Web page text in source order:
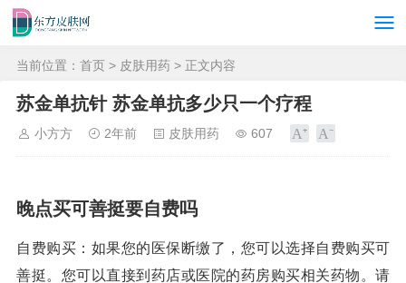
当前位置： 首页 > 皮肤用药 > 正文内容
苏金单抗针 苏金单抗多少只一个疗程
小方方 2年前 皮肤用药 607
晚点买可善挺要自费吗
自费购买：如果您的医保断缴了，您可以选择自费购买可
善挺。您可以直接到药店或医院的药房购买相关药物。请